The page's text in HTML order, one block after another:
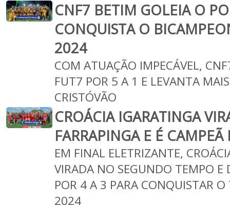
CNF7 BETIM GOLEIA O
CONQUISTA O
2024
COM ATUAÇÃO IMPECÁVEL,
FUT7 POR 5 A 1 E LEVANTA
CRISTÓVÃO
CROÁCIA IGARATINGA
FARRAPINGA E É
EM FINAL ELETRIZANTE,
VIRADA NO SEGUNDO TEMPO E
POR 4 A 3 PARA CONQUISTAR
2024